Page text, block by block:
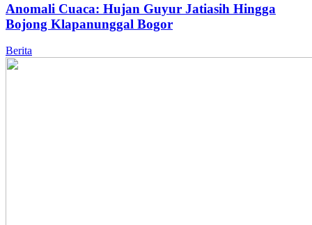
Anomali Cuaca: Hujan Guyur Jatiasih Hingga
Bojong Klapanunggal Bogor
Berita